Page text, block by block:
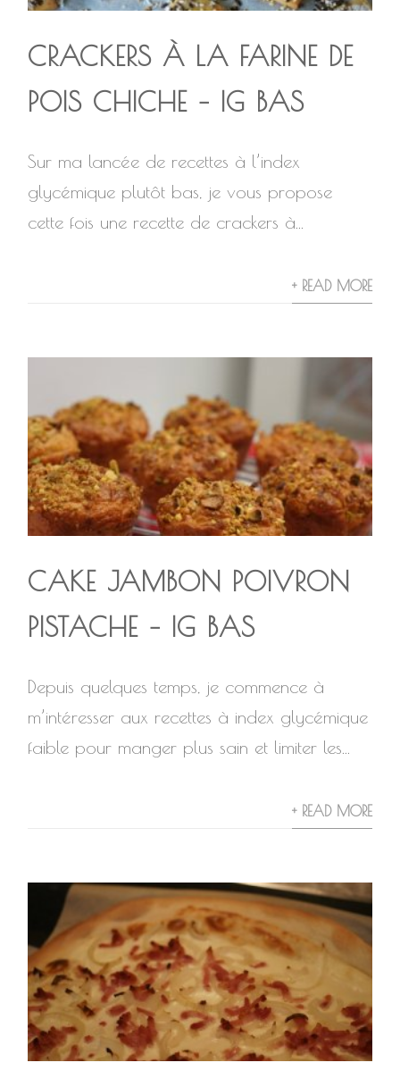
CRACKERS À LA FARINE DE
POIS CHICHE – IG BAS
Sur ma lancée de recettes à l’index
glycémique plutôt bas, je vous propose
cette fois une recette de crackers à...
+ READ MORE
CAKE JAMBON POIVRON
PISTACHE – IG BAS
Depuis quelques temps, je commence à
m’intéresser aux recettes à index glycémique
faible pour manger plus sain et limiter les...
+ READ MORE